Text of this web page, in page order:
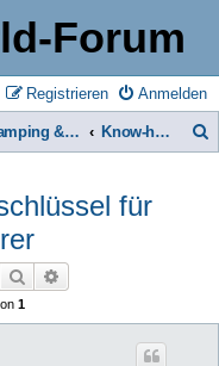
Forum
Anmelden
Registrieren
Camping & Reise -> Fahrzeuge & Zubehör in der Praxis Know-how Datenbank
für
Suche
1